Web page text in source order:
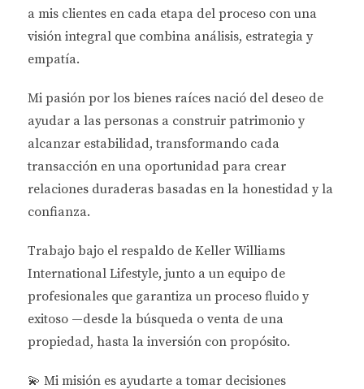
Las tendencias del mercado inmobiliario en Florida
son diversas y están en constante evolución. Desde
el auge de las viviendas sostenibles hasta el aumento
conocer estas tendencias puede ayudarte a
identificar oportunidades únicas. Por ejemplo, si
descubres que hay un crecimiento significativo en la
demanda de casas ecológicas, podrías considerar
invertir en este tipo de propiedades antes de que se
conviertan en la norma.
Demanda y Oferta en Florida
La relación entre oferta y demanda es fundamental
para determinar el valor de una propiedad. En
algunas áreas de Florida, como Miami o Orlando, la
demanda supera con creces la oferta disponible, lo
que puede resultar en precios más altos. Por otro
a mis clientes en cada etapa del proceso con una
visión integral que combina análisis, estrategia y
empatía.
Mi pasión por los bienes raíces nació del deseo de
ayudar a las personas a construir patrimonio y
alcanzar estabilidad, transformando cada
transacción en una oportunidad para crear
relaciones duraderas basadas en la honestidad y la
confianza.
Trabajo bajo el respaldo de Keller Williams
International Lifestyle, junto a un equipo de
profesionales que garantiza un proceso fluido y
exitoso —desde la búsqueda o venta de una
propiedad, hasta la inversión con propósito.
💫 Mi misión es ayudarte a tomar decisiones